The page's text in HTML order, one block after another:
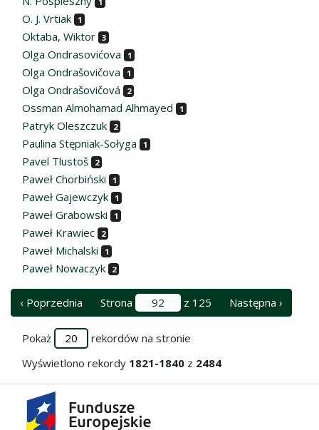
O. J. Vrtiak 1
Oktaba, Wiktor 3
Olga Ondrasovićova 1
Olga Ondrašovičova 1
Olga Ondrašovičová 2
Ossman Almohamad Alhmayed 1
Patryk Oleszczuk 2
Paulina Stępniak-Sołyga 1
Pavel Tlustoš 2
Paweł Chorbiński 1
Paweł Gajewczyk 1
Paweł Grabowski 1
Paweł Krawiec 2
Paweł Michalski 1
Paweł Nowaczyk 2
‹ Poprzednia Strona z 125 Następna ›
Pokaż
rekordów na stronie
Wyświetlono rekordy 1821-1840 z 2484